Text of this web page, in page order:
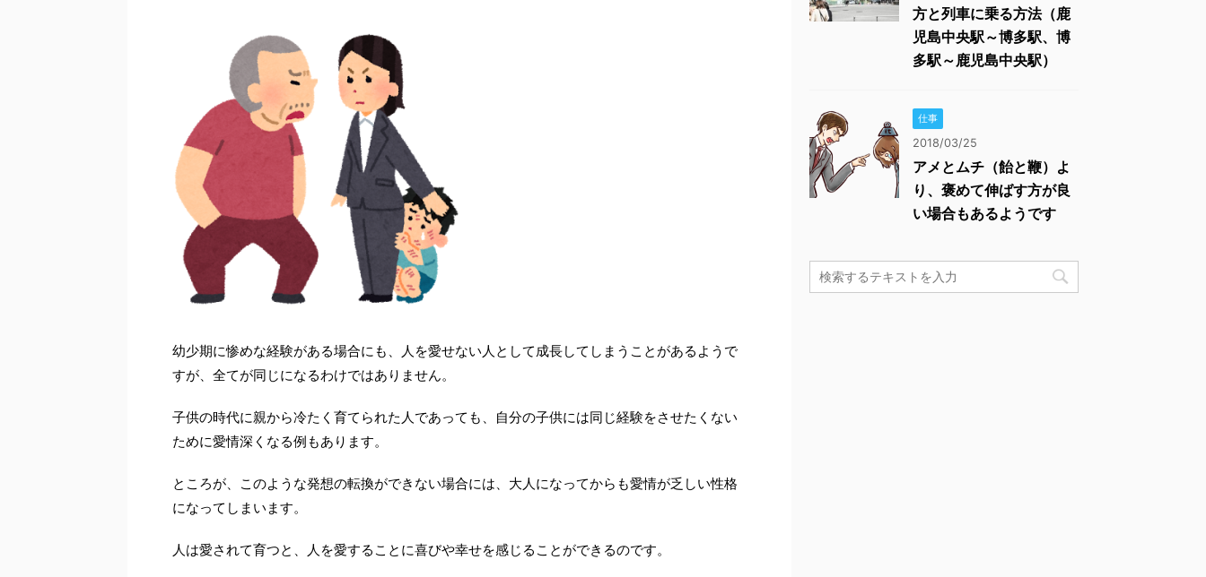
幼少期に惨めな経験がある場合にも、人を愛せない人として成長してしまうことがあるようで
すが、全てが同じになるわけではありません。
子供の時代に親から冷たく育てられた人であっても、自分の子供には同じ経験をさせたくない
ために愛情深くなる例もあります。
ところが、このような発想の転換ができない場合には、大人になってからも愛情が乏しい性格
になってしまいます。
人は愛されて育つと、人を愛することに喜びや幸せを感じることができるのです。
方と列車に乗る方法（鹿
児島中央駅～博多駅、博
多駅～鹿児島中央駅）
仕事
2018/03/25
アメとムチ（飴と鞭）よ
り、褒めて伸ばす方が良
い場合もあるようです